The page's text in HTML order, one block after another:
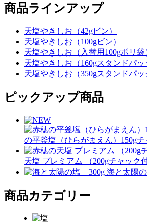
商品ラインアップ
天塩やきしお（42gビン）
天塩やきしお（100gビン）
天塩やきしお（入替用100gポリ袋
天塩やきしお（160gスタンドパッ
天塩やきしお（350gスタンドパッ
ピックアップ商品
の平釜塩（ひらがまえん）150g
天塩 プレミアム （200gチャック付
海と太陽
商品カテゴリー